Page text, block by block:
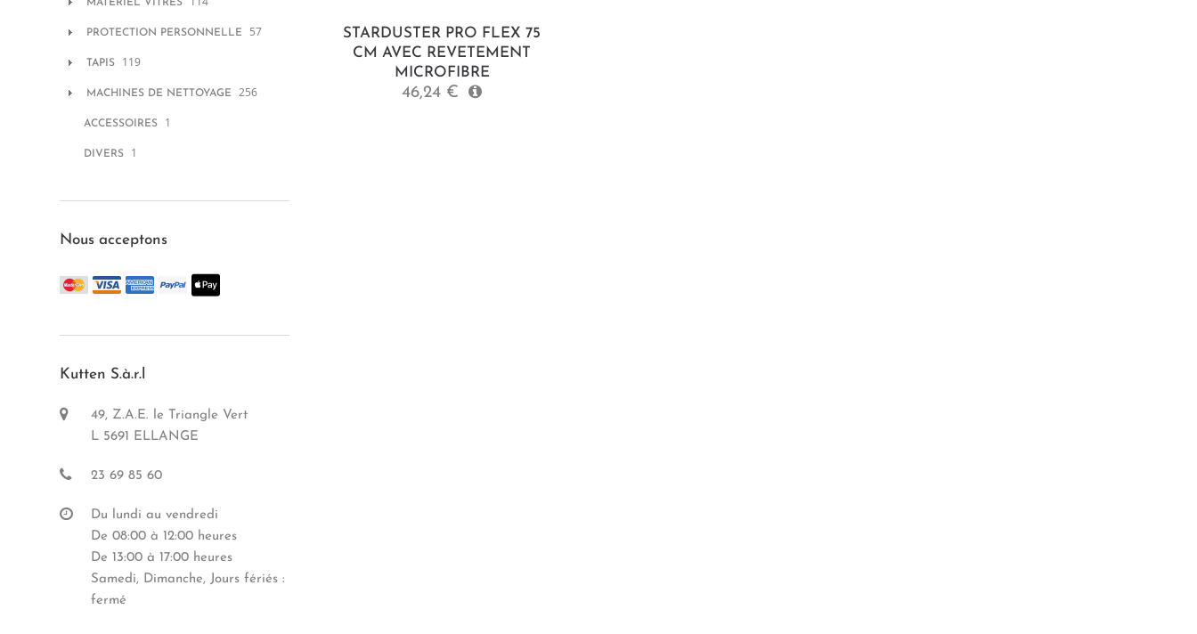
STARDUSTER PRO FLEX 75
CM AVEC REVETEMENT
MICROFIBRE
46,24 €
MATERIEL VITRES
PROTECTION PERSONNELLE 57
TAPIS 119
MACHINES DE NETTOYAGE 256
ACCESSOIRES 1
DIVERS 1
Nous acceptons
Kutten S.à.r.l
49, Z.A.E. le Triangle Vert
L 5691 ELLANGE
23 69 85 60
Du lundi au vendredi
De 08:00 à 12:00 heures
De 13:00 à 17:00 heures
Samedi, Dimanche, Jours fériés :
fermé